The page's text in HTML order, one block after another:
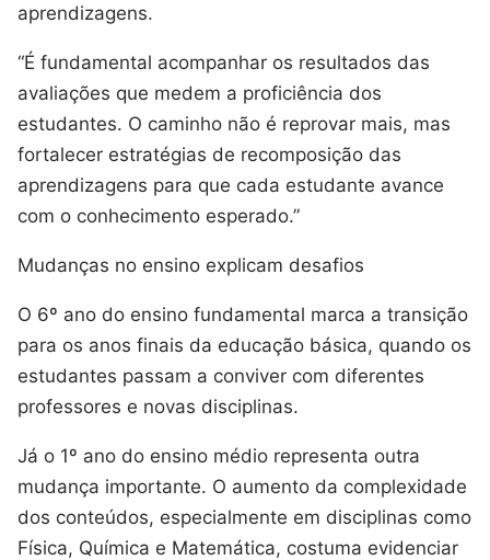
aprendizagens.
“É fundamental acompanhar os resultados das
avaliações que medem a proficiência dos
estudantes. O caminho não é reprovar mais, mas
fortalecer estratégias de recomposição das
aprendizagens para que cada estudante avance
com o conhecimento esperado.”
Mudanças no ensino explicam desafios
O 6º ano do ensino fundamental marca a transição
para os anos finais da educação básica, quando os
estudantes passam a conviver com diferentes
professores e novas disciplinas.
Já o 1º ano do ensino médio representa outra
mudança importante. O aumento da complexidade
dos conteúdos, especialmente em disciplinas como
Física, Química e Matemática, costuma evidenciar